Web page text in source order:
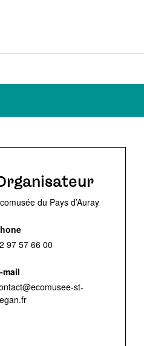
du Pays d’Auray
97 57 66 00
mail
st-